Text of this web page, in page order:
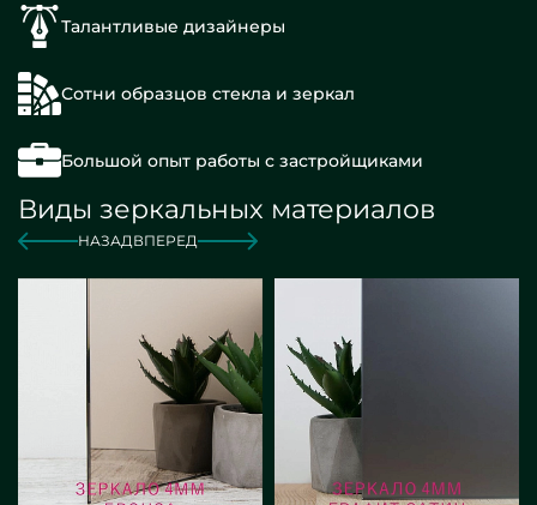
Талантливые дизайнеры
Сотни образцов стекла и зеркал
Большой опыт работы с застройщиками
Виды зеркальных материалов
НАЗАДВПЕРЕД